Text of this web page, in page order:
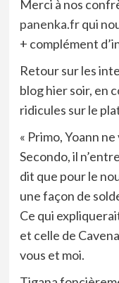
Merci à nos
panenka.frqui
+ complément
Retour sur les
blog hier soir, en
ridicules sur le
« Primo, Yoann
Secondo, il
dit que pour le
une façon de
Ce qui
et celle de
vous et moi.